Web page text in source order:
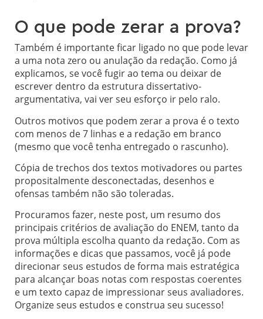
O que pode zerar a prova?
Também é importante ficar ligado no que pode levar
a uma nota zero ou anulação da redação. Como já
explicamos, se você fugir ao tema ou deixar de
escrever dentro da estrutura dissertativo-
argumentativa, vai ver seu esforço ir pelo ralo.
Outros motivos que podem zerar a prova é o texto
com menos de 7 linhas e a redação em branco
(mesmo que você tenha entregado o rascunho).
Cópia de trechos dos textos motivadores ou partes
propositalmente desconectadas, desenhos e
ofensas também não são toleradas.
Procuramos fazer, neste post, um resumo dos
principais critérios de avaliação do ENEM, tanto da
prova múltipla escolha quanto da redação. Com as
informações e dicas que passamos, você já pode
direcionar seus estudos de forma mais estratégica
para alcançar boas notas com respostas coerentes
e um texto capaz de impressionar seus avaliadores.
Organize seus estudos e construa seu sucesso!